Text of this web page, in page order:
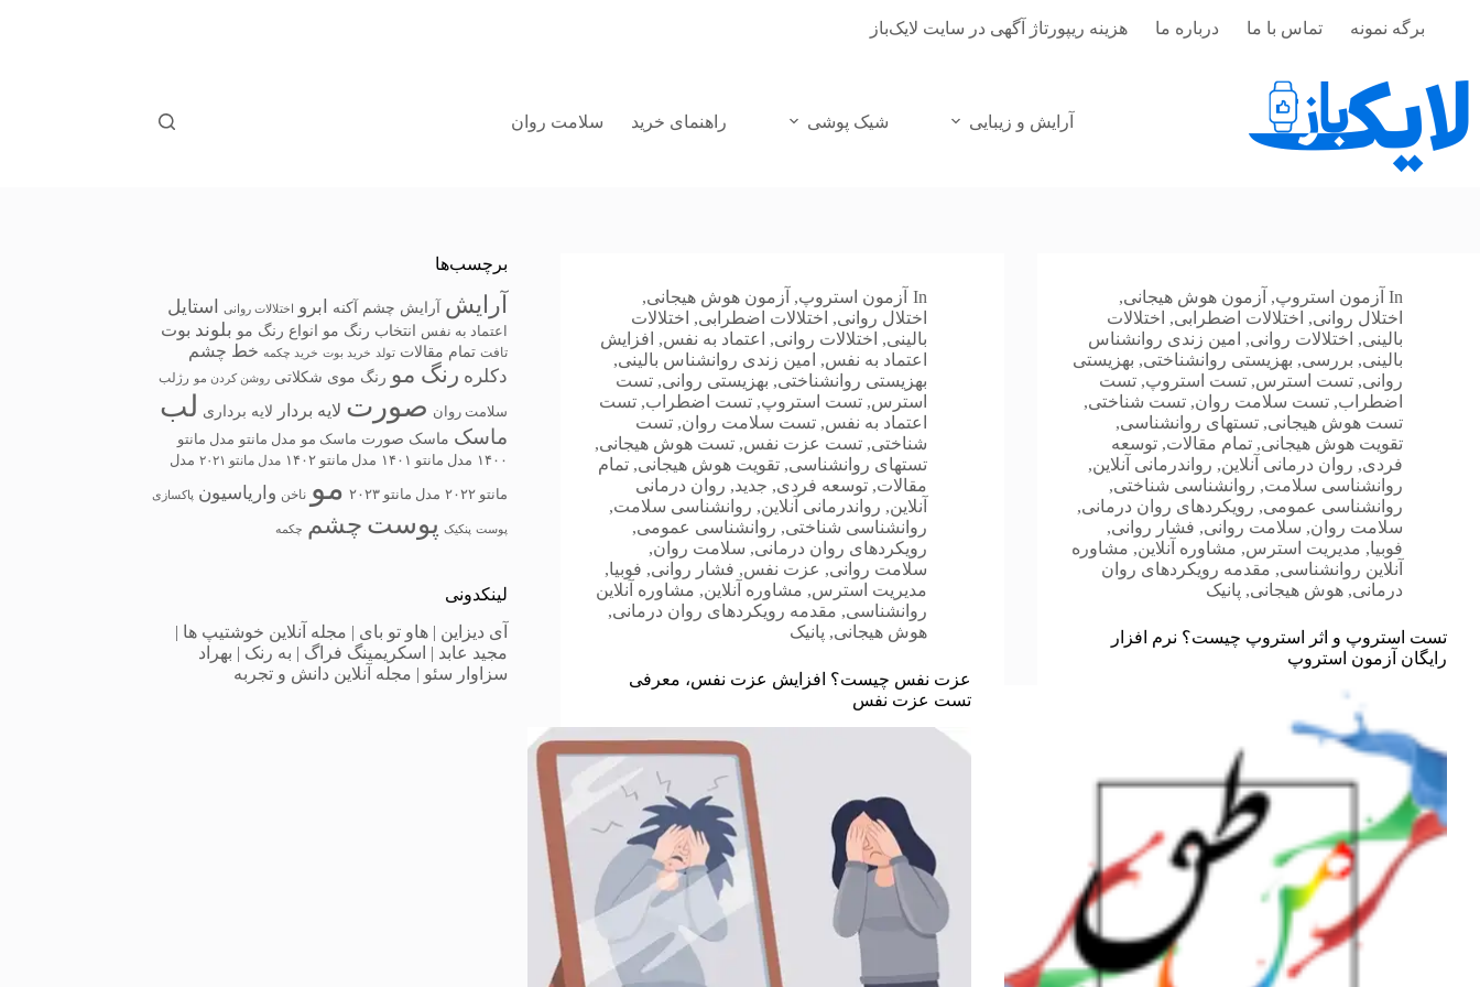
برگه نمونه تماس با ما درباره ما هزینه ریپورتاژ آگهی در سایت لایک‌باز
آرایش و زیبایی شیک پوشی راهنمای خرید سلامت روان
In آزمون استروپ, آزمون هوش هیجانی,
اختلال روانی, اختلالات اضطرابی, اختلالات
بالینی, اختلالات روانی, امین زندی روانشناس
بالینی, بررسی, بهزیستی روانشناختی, بهزیستی
روانی, تست استرس, تست استروپ, تست
اضطراب, تست سلامت روان, تست شناختی,
تست هوش هیجانی, تستهای روانشناسی,
تقویت هوش هیجانی, تمام مقالات, توسعه
فردی, روان درمانی آنلاین, رواندرمانی آنلاین,
روانشناسی سلامت, روانشناسی شناختی,
روانشناسی عمومی, رویکردهای روان درمانی,
سلامت روان, سلامت روانی, فشار روانی,
فوبیا, مدیریت استرس, مشاوره آنلاین, مشاوره
آنلاین روانشناسی, مقدمه رویکردهای روان
درمانی, هوش هیجانی, پانیک
تست استروپ و اثر استروپ چیست؟ نرم افزار
رایگان آزمون استروپ
In آزمون استروپ, آزمون هوش هیجانی,
اختلال روانی, اختلالات اضطرابی, اختلالات
بالینی, اختلالات روانی, اعتماد به نفس, افزایش
اعتماد به نفس, امین زندی روانشناس بالینی,
بهزیستی روانشناختی, بهزیستی روانی,تست
استرس,تست استروپ,تست اضطراب,تست
اعتماد به نفس,تست سلامت روان,تست
شناختی,تست عزت نفس,تست هوش هیجانی,
تستهای روانشناسی,تقویت هوش هیجانی,تمام
مقالات,توسعه فردی, جدید, روان درمانی
آنلاین, رواندرمانی آنلاین, روانشناسی سلامت,
روانشناسی شناختی, روانشناسی عمومی,
رویکردهای روان درمانی, سلامت روان,
سلامت روانی, عزت نفس, فشار روانی, فوبیا,
مدیریت استرس, مشاوره آنلاین, مشاوره آنلاین
روانشناسی, مقدمه رویکردهای روان درمانی,
هوش هیجانی, پانیک
عزت نفس چیست؟ افزایش عزت نفس، معرفی
تست عزت نفس
برچسب‌ها
آرایش آرایش چشم آکنه ابرو اختلالات روانی استایل
اعتماد به نفس انتخاب رنگ مو انواع رنگ مو بلوند بوت
تافت تمام مقالات تولد خرید بوت خرید چکمه خط چشم
دکلره رنگ مو رنگ موی شکلاتی روشن کردن مو رژلب
سلامت روان صورت لایه بردار لایه برداری لب
ماسک ماسک صورت ماسک مو مدل مانتو مدل مانتو
۱۴۰۰ مدل مانتو ۱۴۰۱ مدل مانتو ۱۴۰۲ مدل مانتو ۲۰۲۱ مدل
مانتو ۲۰۲۲ مدل مانتو ۲۰۲۳ مو ناخن واریاسیون پاکسازی
پوست پنکیک پوست چشم چکمه
لینکدونی
آی دیزاین |هاو تو بای | مجله آنلاین خوشتیپ ها |
مجید عابد | اسکریمینگ فراگ | به‌ رنک | بهراد
سزاوار سئو | مجله آنلاین دانش و تجربه